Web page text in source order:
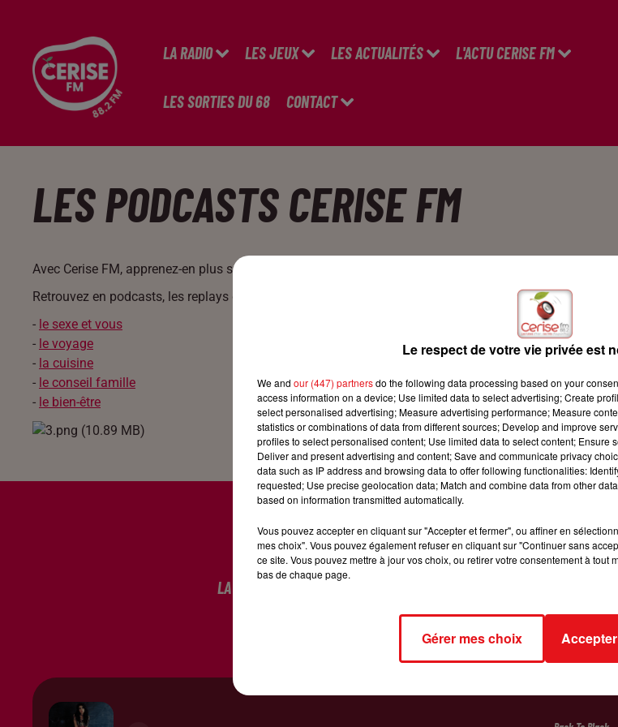
LA RADIO LES JEUX LES ACTUALITÉS L'ACTU CERISE FM
LES SORTIES DU 68 CONTACT
LES PODCASTS CERISE FM
Avec Cerise FM, apprenez-en plus sur les thématiques qui vous sont chers !
Retrouvez en podcasts, les replays des 5 chroniques exclusives :
- le sexe et vous
- le voyage
- la cuisine
- le conseil famille
- le bien-être
LA RADIO LES JEUX
Le respect de votre vie privée est
We and our (447) partnersdo the following data processing based on your
access information on a device; Use limited data to select advertising; Create
select personalised advertising; Measure advertising performance; Measure
statistics or combinations of data from different sources; Develop and improve
profiles to select personalised content; Use limited data to select content; Ensure
Deliver and present advertising and content; Save and communicate privacy
data such as IP address and browsing data to offer following functionalities:
requested; Use precise geolocation data; Match and combine data from other
based on information transmitted automatically.
Vous pouvez accepter en cliquant sur "Accepter et fermer", ou affiner en
mes choix". Vous pouvez également refuser en cliquant sur "Continuer sans
ce site. Vous pouvez mettre à jour vos choix, ou retirer votre consentement à tout
bas de chaque page.
Gérer mes choix